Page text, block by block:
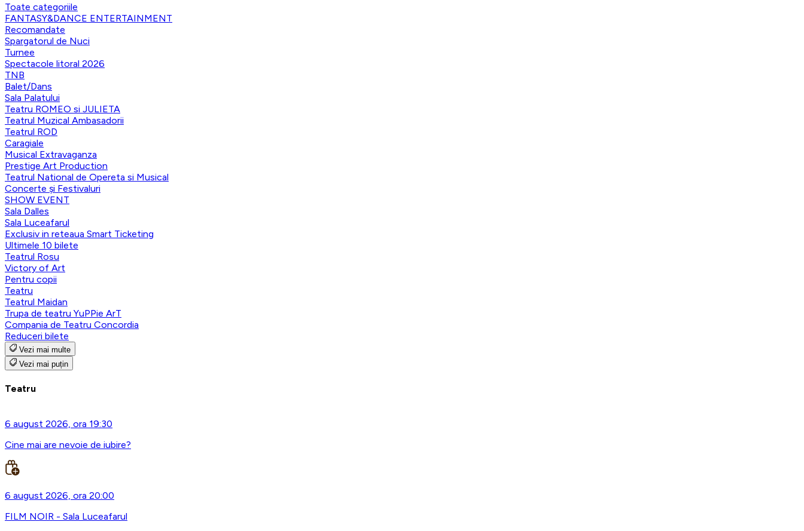
Toate categoriile
FANTASY&DANCE ENTERTAINMENT
Recomandate
Spargatorul de Nuci
Turnee
Spectacole litoral 2026
TNB
Balet/Dans
Sala Palatului
Teatru ROMEO si JULIETA
Teatrul Muzical Ambasadorii
Teatrul ROD
Caragiale
Musical Extravaganza
Prestige Art Production
Teatrul National de Opereta si Musical
Concerte și Festivaluri
SHOW EVENT
Sala Dalles
Sala Luceafarul
Exclusiv in reteaua Smart Ticketing
Ultimele 10 bilete
Teatrul Rosu
Victory of Art
Pentru copii
Teatru
Teatrul Maidan
Trupa de teatru YuPPie ArT
Compania de Teatru Concordia
Reduceri bilete
Vezi mai multe
Vezi mai puțin
Teatru
6 august 2026, ora 19:30
Cine mai are nevoie de iubire?
6 august 2026, ora 20:00
FILM NOIR - Sala Luceafarul